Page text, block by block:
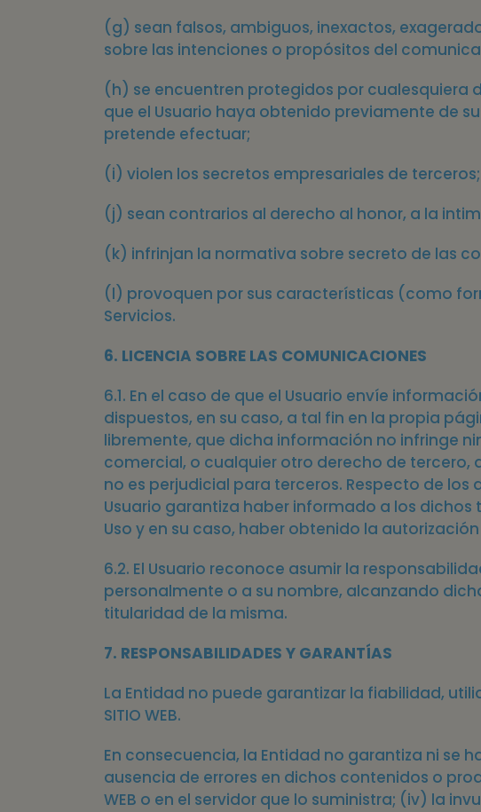
(g) sean falsos, ambiguos, inexactos,
sobre las intenciones o propósitos del
(h) se encuentren protegidos por cualesquiera
que el Usuario haya obtenido previamente de
pretende efectuar;
(i) violen los secretos empresariales de terceros;
(j) sean contrarios al derecho al honor, a la
(k) infrinjan la normativa sobre secreto de las
(l) provoquen por sus características (como
Servicios.
6. LICENCIA SOBRE LAS COMUNICACIONES
6.1. En el caso de que el Usuario envíe
dispuestos, en su caso, a tal fin en la propia
libremente, que dicha información no infringe
comercial, o cualquier otro derecho de
no es perjudicial para terceros. Respecto de los
Usuario garantiza haber informado a los
Uso y en su caso, haber obtenido la
6.2. El Usuario reconoce asumir la
personalmente o a su nombre, alcanzando
titularidad de la misma.
7. RESPONSABILIDADES Y GARANTÍAS
La Entidad no puede garantizar la fiabilidad,
SITIO WEB.
En consecuencia, la Entidad no garantiza ni se
ausencia de errores en dichos contenidos o
WEB o en el servidor que lo suministra; (iv) la